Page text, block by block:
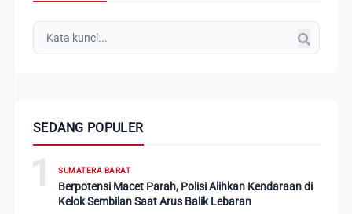
SEDANG POPULER
1 SUMATERA BARAT
Berpotensi Macet Parah, Polisi Alihkan Kendaraan di
Kelok Sembilan Saat Arus Balik Lebaran